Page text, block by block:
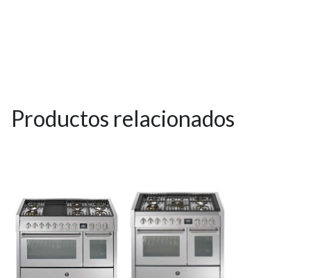
Productos relacionados